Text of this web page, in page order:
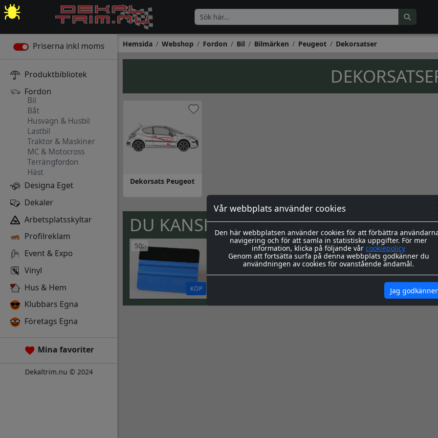
Vår webbplats använder cookies
Den här webbplatsen använder cookies för att förbättra
navigering och för att samla in statistiska uppgifter. För mer
information, klicka på följande vår cookiepolicy
Genom att fortsätta surfa på denna webbplats godkänner du
användningen av cookies för ovanstående ändamål.
Jag godkänner
Priserna inkl moms
Produktbibliotek
Fordon
Bil
Båt
Husvagn & Husbil
Lastbil
Traktor & Maskiner
MC & Motocross
Terrängfordon
Häst
Designa Eget
Dekaler
Arbetsplatsskyltar
Profilreklam
Event & Expo
Vinyl
Hus & Hem
Klubbars Egna
Företags Egna
Mina favoriter
Dekaltrim.nu © 2024
Hemsida Webshop Fordon Bil Bilmärken Peugeot Dekorsatser
Dekorsats Peugeot
DU KANSKE OCKSÅ BEHÖVER...
50:-
KÖP
169:- 280:- 100:-